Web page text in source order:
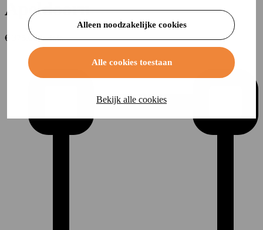
Alleen noodzakelijke cookies
Alle cookies toestaan
Bekijk alle cookies
Apeldoorn
€ 375.000,- k.k.